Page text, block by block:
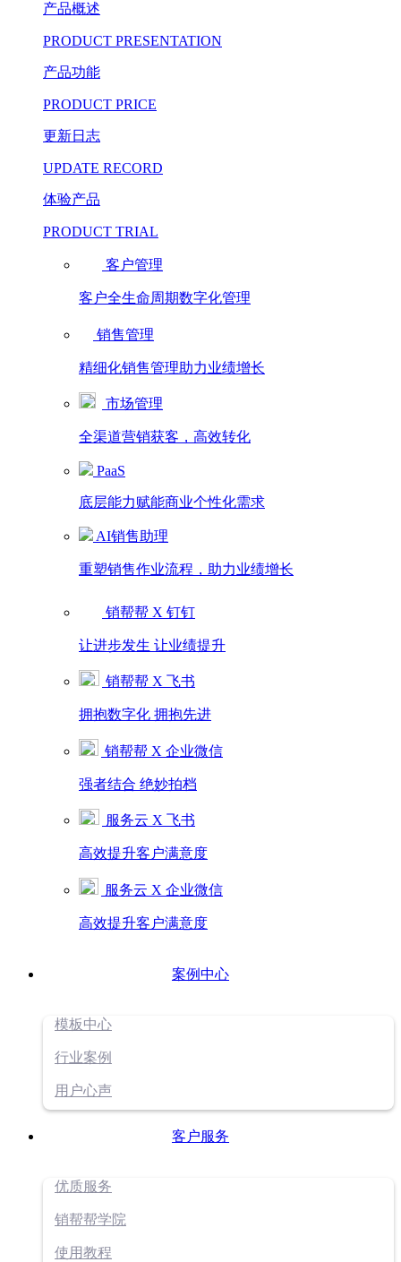
产品概述
PRODUCT PRESENTATION
产品功能
PRODUCT PRICE
更新日志
UPDATE RECORD
体验产品
PRODUCT TRIAL
客户管理
客户全生命周期数字化管理
销售管理
精细化销售管理助力业绩增长
市场管理
全渠道营销获客，高效转化
PaaS
底层能力赋能商业个性化需求
AI销售助理
重塑销售作业流程，助力业绩增长
销帮帮 X 钉钉
让进步发生 让业绩提升
销帮帮 X 飞书
拥抱数字化 拥抱先进
销帮帮 X 企业微信
强者结合 绝妙拍档
服务云 X 飞书
高效提升客户满意度
服务云 X 企业微信
高效提升客户满意度
案例中心
模板中心
行业案例
用户心声
客户服务
优质服务
销帮帮学院
使用教程